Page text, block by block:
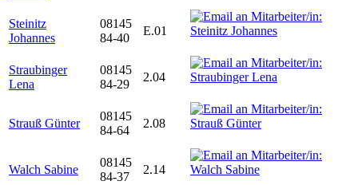
Steinitz
Johannes
08145
84-40
E.01
Straubinger
Lena
08145
84-29
2.04
Strauß Günter
08145
84-64
2.08
Walch Sabine
08145
84-37
2.14